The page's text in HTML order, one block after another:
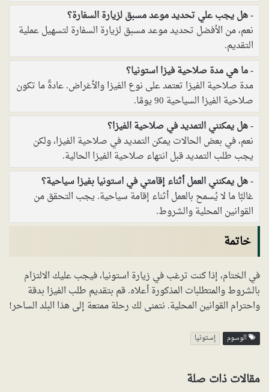
هل يجب علي تحديد موعد مسبق لزيارة السفارة؟
نعم، من الأفضل تحديد موعد مسبق لزيارة السفارة لتسهيل عملية
التقديم.
ما هي مدة صلاحية فيزا استونيا؟
مدة صلاحية الفيزا تعتمد على نوع الفيزا والأغراض. عادةً ما تكون
صلاحية الفيزا السياحية 90 يومًا.
هل يمكنني التمديد في صلاحية الفيزا؟
نعم، في بعض الحالات يمكن التمديد في صلاحية الفيزا، ولكن
يجب طلب التمديد قبل انتهاء صلاحية الفيزا الحالية.
هل يمكنني العمل أثناء إقامتي في استونيا بفيزا سياحية؟
غالبًا ما لا يُسمح بالعمل أثناء إقامة سياحية. يجب التحقق من
القوانين المحلية والشروط.
خاتمة
في الختام، إذا كنت ترغب في زيارة استونيا، فيجب عليك الالتزام
بالشروط والمتطلبات المذكورة أعلاه. قم بتقديم طلب الفيزا بدقة
واحترام القوانين المحلية. نتمنى لك رحلة ممتعة إلى هذا البلد الساحر!
الوسوم إستونيا
مقالات ذات صلة